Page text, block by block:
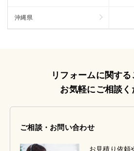
沖縄県
リフォームに関する
お気軽にご相談く
ご相談・お問い合わせ
お見積り依頼